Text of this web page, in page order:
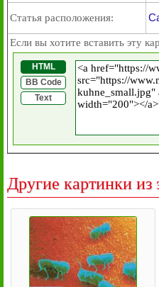
Статья расположения:
Если вы хотите вставить эту
HTML
BB Code
Text
Другие картинки из